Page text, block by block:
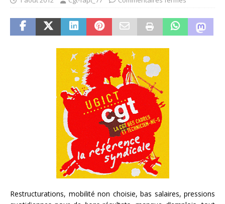
Restructurations, mobilité non choisie, bas salaires, pressions